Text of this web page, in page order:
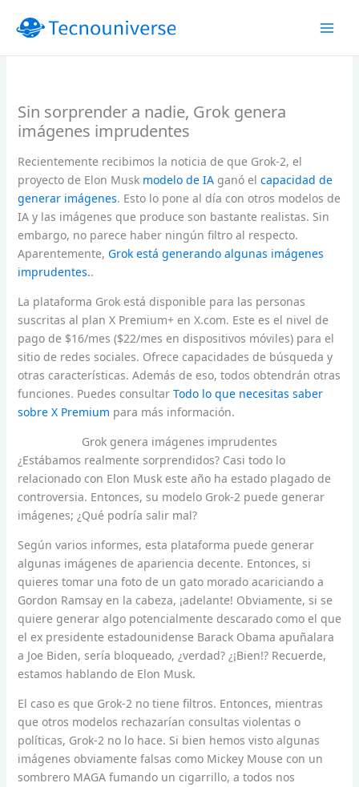
Sin sorprender a nadie, Grok genera
imágenes imprudentes
Recientemente recibimos la noticia de que Grok-2, el
proyecto de Elon Musk modelo de IAganó el capacidad de
generar imágenes. Esto lo pone al día con otros modelos de
IA y las imágenes que produce son bastante realistas. Sin
embargo, no parece haber ningún filtro al respecto.
Aparentemente, Grok está generando algunas imágenes
imprudentes..
La plataforma Grok está disponible para las personas
suscritas al plan X Premium+ en X.com. Este es el nivel de
pago de $16/mes ($22/mes en dispositivos móviles) para el
sitio de redes sociales. Ofrece capacidades de búsqueda y
otras características. Además de eso, todos obtendrán otras
funciones. Puedes consultar Todo lo que necesitas saber
sobre X Premium para más información.
Grok genera imágenes imprudentes
¿Estábamos realmente sorprendidos? Casi todo lo
relacionado con Elon Musk este año ha estado plagado de
controversia. Entonces, su modelo Grok-2 puede generar
imágenes; ¿Qué podría salir mal?
Según varios informes, esta plataforma puede generar
algunas imágenes de apariencia decente. Entonces, si
quieres tomar una foto de un gato morado acariciando a
Gordon Ramsay en la cabeza, ¡adelante! Obviamente, si se
quiere generar algo potencialmente descarado como el que
el ex presidente estadounidense Barack Obama apuñalara
a Joe Biden, sería bloqueado, ¿verdad? ¿¡Bien!? Recuerde,
estamos hablando de Elon Musk.
El caso es que Grok-2 no tiene filtros. Entonces, mientras
que otros modelos rechazarían consultas violentas o
políticas, Grok-2 no lo hace. Si bien hemos visto algunas
imágenes obviamente falsas como Mickey Mouse con un
sombrero MAGA fumando un cigarrillo, a todos nos